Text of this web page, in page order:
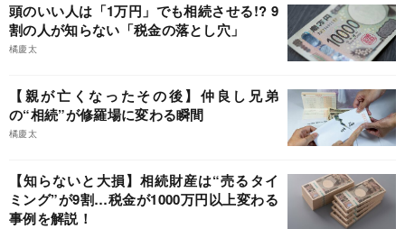
頭のいい人は「1万円」でも相続させる!? 9
割の人が知らない「税金の落とし穴」
橘慶太
【親が亡くなったその後】仲良し兄弟
の“相続”が修羅場に変わる瞬間
橘慶太
【知らないと大損】相続財産は“売るタイ
ミング”が9割…税金が1000万円以上変わる
事例を解説！